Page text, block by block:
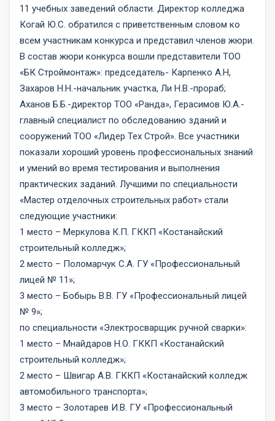
11 учебных заведений области. Директор колледжа
Когай Ю.С. обратился с приветственным словом ко
всем участникам конкурса и представил членов жюри.
В состав жюри конкурса вошли представители ТОО
«БК Строймонтаж»: председатель- Карпенко А.Н,
Захаров Н.Н.-начальник участка, Ли Н.В.-прораб;
Аханов Б.Б.-директор ТОО «Ранда», Герасимов Ю.А.-
главный специалист по обследованию зданий и
сооружений ТОО «Лидер Тех Строй». Все участники
показали хороший уровень профессиональных знаний
и умений во время тестирования и выполнения
практических заданий. Лучшими по специальности
«Мастер отделочных строительных работ» стали
следующие участники:
1 место – Меркулова К.П. ГККП «Костанайский
строительный колледж»;
2 место – Поломарчук С.А. ГУ «Профессиональный
лицей № 11»;
3 место – Бобырь В.В. ГУ «Профессиональный лицей
№ 9»;
по специальности «Электросварщик ручной сварки»:
1 место – Мнайдаров Н.О. ГККП «Костанайский
строительный колледж»;
2 место – Швигар А.В. ГККП «Костанайский колледж
автомобильного транспорта»;
3 место – Золотарев И.В. ГУ «Профессиональный